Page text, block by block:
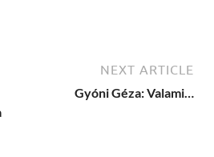
NEXT ARTICLE
Gyóni Géza: Valami…